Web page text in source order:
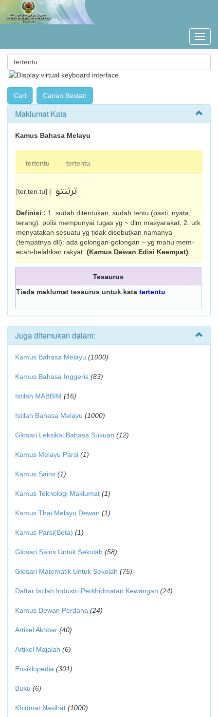
Maklumat Kata
Kamus Bahasa Melayu
tertentu tertentu
[ter.ten.tu] | ترتنتو
Definisi : 1. sudah ditentukan, sudah tentu (pasti, nyata,
terang): polis mem­punyai tugas yg ~ dlm masyarakat; 2. utk
menyatakan sesuatu yg tidak disebut­kan namanya
(tempatnya dll): ada golongan-golongan ~ yg mahu mem­
ecah-belahkan rakyat; (Kamus Dewan Edisi Keempat)
Tesaurus
Tiada maklumat tesaurus untuk kata tertentu
Juga ditemukan dalam:
Kamus Bahasa Melayu (1000)
Kamus Bahasa Inggeris (83)
Istilah MABBIM (16)
Istilah Bahasa Melayu (1000)
Glosari Leksikal Bahasa Sukuan (12)
Kamus Melayu Parsi (1)
Kamus Sains (1)
Kamus Teknologi Maklumat (1)
Kamus Thai Melayu Dewan (1)
Kamus Parsi(Beta) (1)
Glosari Sains Untuk Sekolah (58)
Glosari Matematik Untuk Sekolah (75)
Daftar Istilah Industri Perkhidmatan Kewangan (24)
Kamus Dewan Perdana (24)
Artikel Akhbar (40)
Artikel Majalah (6)
Ensiklopedia (301)
Buku (6)
Khidmat Nasihat (1000)